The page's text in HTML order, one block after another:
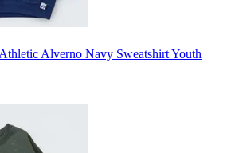
Alverno Navy Sweatshirt Youth